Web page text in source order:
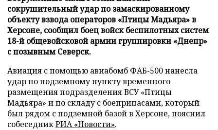
сокрушительный удар по замаскированному
объекту взвода операторов «Птицы Мадьяра» в
Херсоне, сообщил боец войск беспилотных систем
18-й общевойсковой армии группировки «Днепр»
с позывным Северск.
Авиация с помощью авиабомб ФАБ-500 нанесла
удар по подземному пункту временного
размещения подразделения ВСУ «Птицы
Мадьяра» и по складу с боеприпасами, который
был рядом с подземной базой в Херсоне, пояснил
собеседникРИА «Новости».